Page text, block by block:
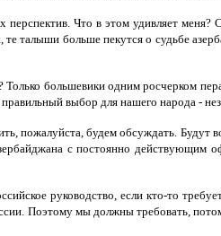
Что в этом удивляет меня?
талыши больше пекутся о судьбе
большевики одним росчерком
выбор для нашего народа -
пожалуйста, будем обсуждать. Будут
с постоянно действующим
руководство, если кто-то
Поэтому мы должны требовать,